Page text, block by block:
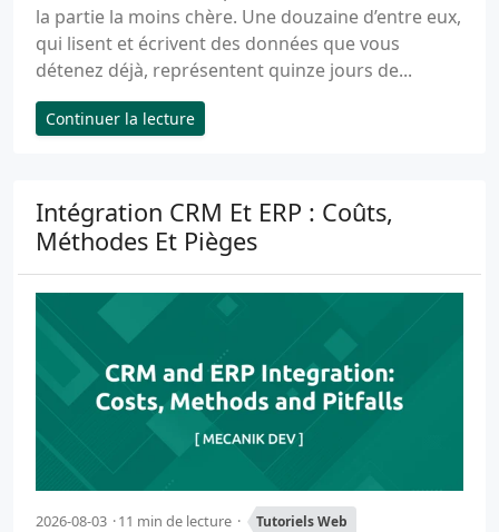
la partie la moins chère. Une douzaine d’entre eux,
qui lisent et écrivent des données que vous
détenez déjà, représentent quinze jours de...
Continuer la lecture
Intégration CRM Et ERP : Coûts,
Méthodes Et Pièges
2026-08-03 11 min de lecture Tutoriels Web